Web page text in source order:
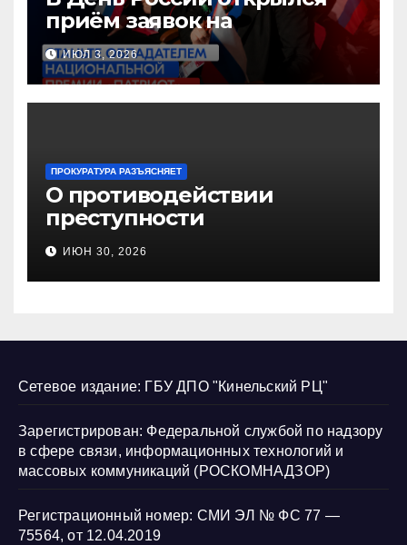
приём заявок на
Национальную премию
«Патриот»
ИЮЛ 3, 2026
ПРОКУРАТУРА РАЗЪЯСНЯЕТ
О противодействии
преступности
несовершеннолетних и
нарушению их прав
ИЮН 30, 2026
Сетевое издание: ГБУ ДПО "Кинельский РЦ"
Зарегистрирован: Федеральной службой по надзору
в сфере связи, информационных технологий и
массовых коммуникаций (РОСКОМНАДЗОР)
Регистрационный номер: СМИ ЭЛ № ФС 77 —
75564, от 12.04.2019